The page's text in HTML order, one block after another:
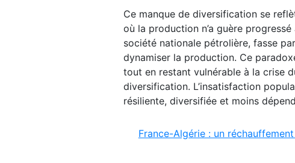
Ce manque de diversification se
où la production n’a guère
société nationale pétrolière, fasse
dynamiser la production. Ce
tout en restant vulnérable à la crise
diversification. L’insatisfaction
résiliente, diversifiée et moins
France-Algérie : un